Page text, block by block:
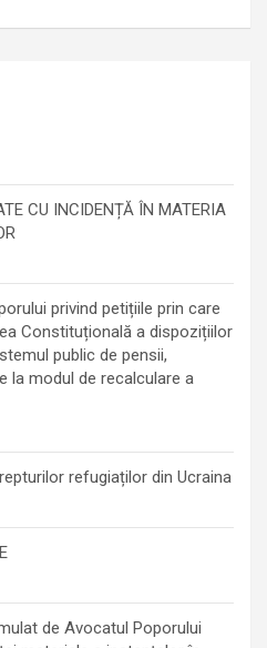
CU INCIDENȚĂ ÎN MATERIA
privind petițiile prin care
Constituțională a dispozițiilor
public de pensii,
la modul de recalculare a
refugiaților din Ucraina
de Avocatul Poporului